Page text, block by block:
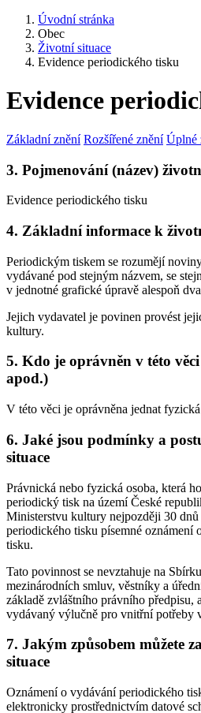
Úvodní stránka
Obec
Životní situace
Evidence periodického tisku
Evidence
Základní znění Rozšířené znění Úplné
3. Pojmenování (název)
Evidence periodického tisku
4. Základní informace k
Periodickým tiskem se rozumějí
vydávané pod stejným názvem, se
v jednotné grafické úpravě alespoň
Jejich vydavatel je povinen provést
kultury.
5. Kdo je oprávněn v této
apod.)
V této věci je oprávněna jednat
6. Jaké jsou podmínky a
situace
Právnická nebo fyzická osoba, která
periodický tisk na území České
Ministerstvu kultury nejpozději 30
periodického tisku písemné oznámení
tisku.
Tato povinnost se nevztahuje na
mezinárodních smluv, věstníky a
základě zvláštního právního předpisu,
vydávaný výlučně pro vnitřní potřeby
7. Jakým způsobem můžete
situace
Oznámení o vydávání periodického
elektronicky prostřednictvím datové